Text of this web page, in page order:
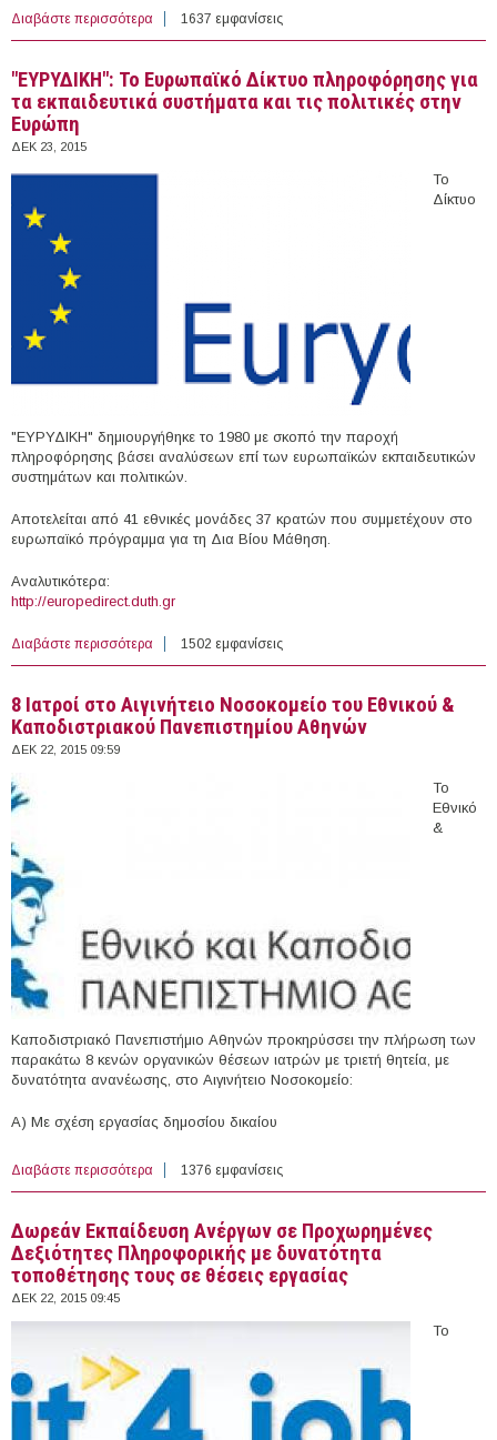
Διαβάστε περισσότερα για 13 Open Vacancies at the United Nations High
Commissioner for Refugees
1637 εμφανίσεις
"ΕΥΡΥΔΙΚΗ": Το Ευρωπαϊκό Δίκτυο πληροφόρησης για
τα εκπαιδευτικά συστήματα και τις πολιτικές στην
Ευρώπη
ΔΕΚ 23, 2015
Το
Δίκτυο
"ΕΥΡΥΔΙΚΗ" δημιουργήθηκε το 1980 με σκοπό την παροχή
πληροφόρησης βάσει αναλύσεων επί των ευρωπαϊκών εκπαιδευτικών
συστημάτων και πολιτικών.
Αποτελείται από 41 εθνικές μονάδες 37 κρατών που συμμετέχουν στο
ευρωπαϊκό πρόγραμμα για τη Δια Βίου Μάθηση.
Aναλυτικότερα:
http://europedirect.duth.gr
Διαβάστε περισσότερα για "ΕΥΡΥΔΙΚΗ": Το Ευρωπαϊκό Δίκτυο πληροφόρησης
για τα εκπαιδευτικά συστήματα και τις πολιτικές στην
1502 εμφανίσεις
8 Iατροί στο Αιγινήτειο Νοσοκομείο του Εθνικού &
Καποδιστριακού Πανεπιστημίου Αθηνών
ΔΕΚ 22, 2015 09:59
Το
Εθνικό
&
Καποδιστριακό Πανεπιστήμιο Αθηνών προκηρύσσει την πλήρωση των
παρακάτω 8 κενών οργανικών θέσεων ιατρών με τριετή θητεία, με
δυνατότητα ανανέωσης, στο Αιγινήτειο Νοσοκομείο:
Α) Με σχέση εργασίας δημοσίου δικαίου
Διαβάστε περισσότερα για 8 Iατροί στο Αιγινήτειο Νοσοκομείο του Εθνικού &
Καποδιστριακού Πανεπιστημίου Αθηνών
1376 εμφανίσεις
Δωρεάν Εκπαίδευση Ανέργων σε Προχωρημένες
Δεξιότητες Πληροφορικής με δυνατότητα
τοποθέτησης τους σε θέσεις εργασίας
ΔΕΚ 22, 2015 09:45
Το